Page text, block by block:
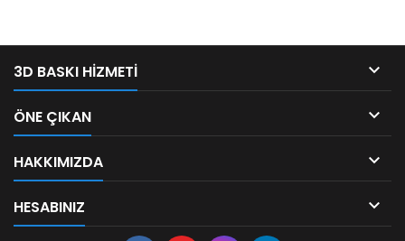
3D BASKI HIZMETI 
ÖNE ÇIKAN 
HAKKIMIZDA 
HESABINIZ 